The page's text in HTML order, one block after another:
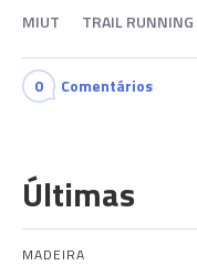
MIUT TRAIL RUNNING
0 Comentários
Últimas
MADEIRA